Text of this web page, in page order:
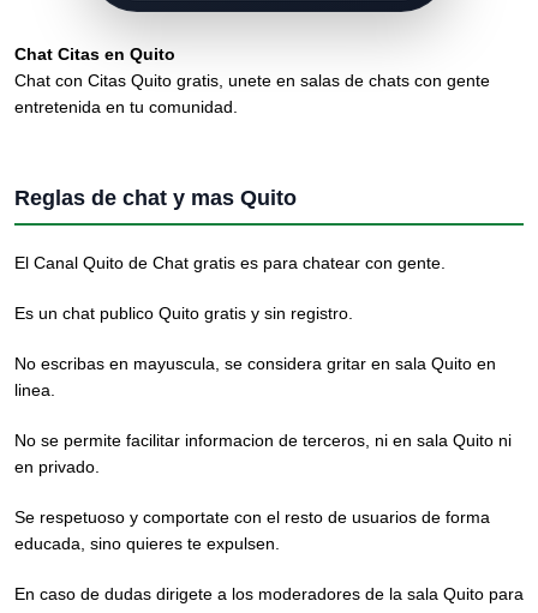
Chat Citas en Quito
Chat con Citas Quito gratis, unete en salas de chats con gente
entretenida en tu comunidad.
Reglas de chat y mas Quito
El Canal Quito de Chat gratis es para chatear con gente.
Es un chat publico Quito gratis y sin registro.
No escribas en mayuscula, se considera gritar en sala Quito en
linea.
No se permite facilitar informacion de terceros, ni en sala Quito ni
en privado.
Se respetuoso y comportate con el resto de usuarios de forma
educada, sino quieres te expulsen.
En caso de dudas dirigete a los moderadores de la sala Quito para